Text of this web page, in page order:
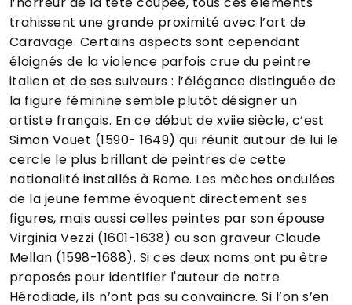
trahissent une grande proximité avec l’art de
Caravage. Certains aspects sont cependant
éloignés de la violence parfois crue du peintre
italien et de ses suiveurs : l’élégance distinguée de
la figure féminine semble plutôt désigner un
artiste français. En ce début de xviie siècle, c’est
Simon Vouet (1590- 1649) qui réunit autour de lui le
cercle le plus brillant de peintres de cette
nationalité installés à Rome. Les mèches ondulées
de la jeune femme évoquent directement ses
figures, mais aussi celles peintes par son épouse
Virginia Vezzi (1601-1638) ou son graveur Claude
Mellan (1598-1688). Si ces deux noms ont pu être
proposés pour identifier l'auteur de notre
Hérodiade, ils n’ont pas su convaincre. Si l’on s’en